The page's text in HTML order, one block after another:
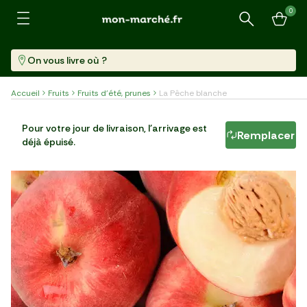
Recherche
0
On vous livre où ?
Accueil Fruits Fruits d'été, prunes La Pêche blanche
Par 4 (640 G) 4,99 €/kg
Pour votre jour de livraison, l'arrivage est
déjà épuisé.
Remplacer